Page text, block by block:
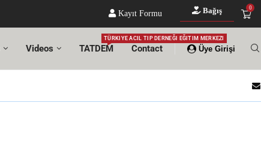
Kayıt Formu Bağış 0
Videos TATDEM
TÜRKIYE ACIL TIP DERNEĞI EĞITIM MERKEZI
Contact Üye Girişi